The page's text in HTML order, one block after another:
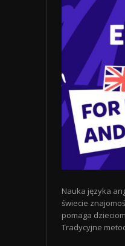
Nauka języka
świecie
pomaga
Tradycyjne